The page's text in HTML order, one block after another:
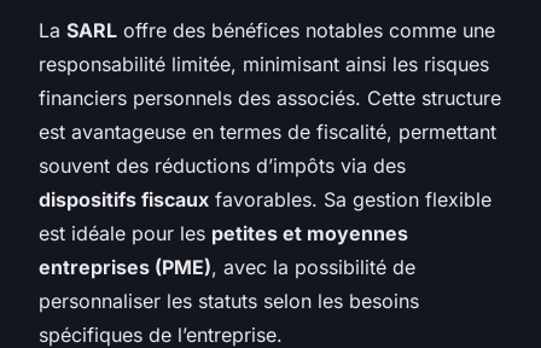
La SARL offre des bénéfices notables comme une
responsabilité limitée, minimisant ainsi les risques
financiers personnels des associés. Cette structure
est avantageuse en termes de fiscalité, permettant
souvent des réductions d’impôts via des
dispositifs fiscaux favorables. Sa gestion flexible
est idéale pour les petites et moyennes
entreprises (PME), avec la possibilité de
personnaliser les statuts selon les besoins
spécifiques de l’entreprise.